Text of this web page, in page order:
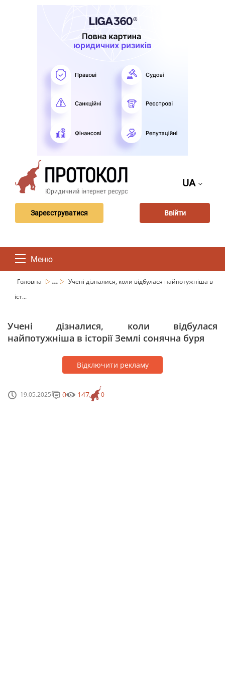
UA
Зареєструватися Ввійти
Меню
Головна ...
Учені дізналися, коли відбулася найпотужніша в
іст...
Учені дізналися, коли відбулася
найпотужніша в історії Землі сонячна буря
Відключити рекламу
19.05.2025 0
0 147